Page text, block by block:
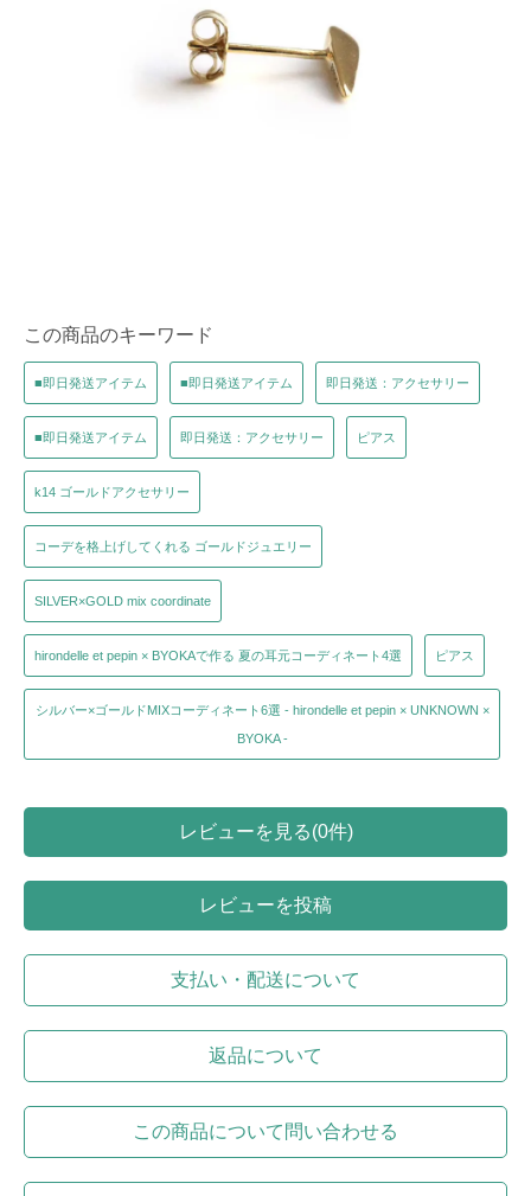
この商品のキーワード
■即日発送アイテム ■即日発送アイテム 即日発送：アクセサリー
■即日発送アイテム 即日発送：アクセサリー ピアス
k14 ゴールドアクセサリー
コーデを格上げしてくれる ゴールドジュエリー
SILVER×GOLD mix coordinate
hirondelle et pepin × BYOKAで作る 夏の耳元コーディネート4選 ピアス
シルバー×ゴールドMIXコーディネート6選 - hirondelle et pepin × UNKNOWN ×
BYOKA -
レビューを見る(0件)
レビューを投稿
支払い・配送について
返品について
この商品について問い合わせる